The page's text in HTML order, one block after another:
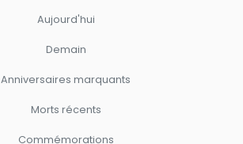
Aujourd'hui
Demain
Anniversaires marquants
Morts récents
Commémorations